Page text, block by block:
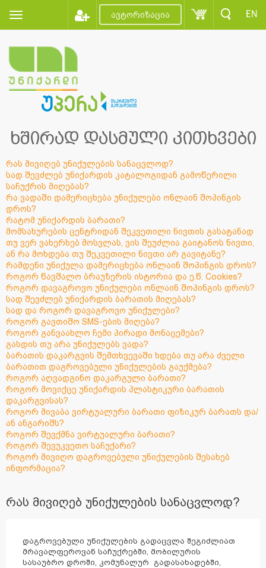
ავტორიზაცია EN
ხშირად დასმული კითხვები
რას მივიღებ უნიქულების სანაცვლოდ?
სად შევძლებ უნიქარდის კატალოგიდან გამოწერილი
საჩუქრის მიღებას?
რა ვადაში დამერიცხება უნიქულები ონლაინ შოპინგის
დროს?
რატომ უნიქარდის ბარათი?
მომსახურების ცენტრიდან შეკვეთილი ნივთის გასატანად
თუ ვერ ვახერხებ მოსვლას, ვის შეუძლია გაიტანოს ნივთი,
ან რა მოხდება თუ შეკვეთილი ნივთი არ გავიტანე?
რამდენი უნიქულა დამერიცხება ონლაინ შოპინგის დროს?
როგორ წავშალო ბრაუზერის ისტორია და ე.წ. Cookies?
როგორ დავაგროვო უნიქულები ონლაინ შოპინგის დროს?
სად შევძლებ უნიქარდის ბარათის მიღებას?
სად და როგორ დავაგროვო უნიქულები?
როგორ გავთიშო SMS-ების მიღება?
როგორ განვაახლო ჩემი პირადი მონაცემები?
გასდის თუ არა უნიქულებს ვადა?
ბარათის დაკარგვის შემთხვევაში ხდება თუ არა ძველი
ბარათით დაგროვებული უნიქულების გაუქმება?
როგორ აღვადგინო დაკარგული ბარათი?
როგორ მოვიქცე უნიქარდის პლასტიკური ბარათის
დაკარგვისას?
როგორ მივაბა ვირტუალური ბარათი ფიზიკურ ბარათს და/
ან ანგარიშს?
როგორ შევქმნა ვირტუალური ბარათი?
როგორ შევუკვეთო საჩუქარი?
როგორ მივიღო დაგროვებული უნიქულების შესახებ
ინფორმაცია?
რას მივიღებ უნიქულების სანაცვლოდ?
დაგროვებული უნიქულების გადაცვლა შეგიძლიათ
მრავალფეროვან საჩუქრებში, მობილურის
სასაუბრო დროში, კომუნალურ გადასახადებში,